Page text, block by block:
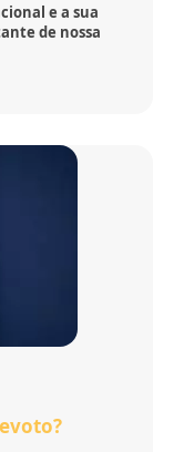
e a sua
de nossa